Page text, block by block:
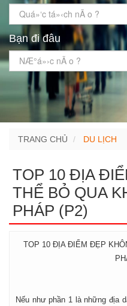
Quá»‘c tá»‹ch nÃ o ?
Bạn đi đâu
NÆ°á»›c nÃ o ?
TRANG CHỦ DU LỊCH
TOP 10 ĐỊA
THỂ BỎ QUA
PHÁP (P2)
TOP 10 ĐỊA ĐIỂM ĐẸP
Nếu như phần 1 là những địa